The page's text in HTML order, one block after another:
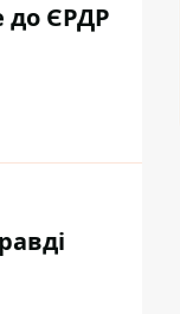
до ЄРДР